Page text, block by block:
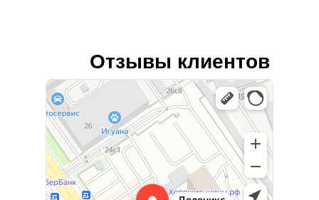
Отзывы клиентов
Лайф Принт
Типография в Москве
Изготовление и оптовая продажа сувениров в Москве